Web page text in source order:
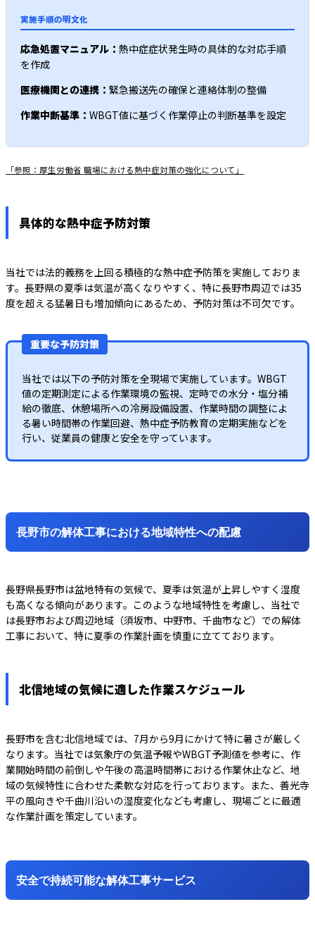
実施手順の明文化
応急処置マニュアル： 熱中症症状発生時の具体的な対応手順
を作成
医療機関との連携： 緊急搬送先の確保と連絡体制の整備
作業中断基準： WBGT値に基づく作業停止の判断基準を設定
「参照：厚生労働省 職場における熱中症対策の強化について」
具体的な熱中症予防対策
当社では法的義務を上回る積極的な熱中症予防策を実施しておりま
す。長野県の夏季は気温が高くなりやすく、特に長野市周辺では35
度を超える猛暑日も増加傾向にあるため、予防対策は不可欠です。
重要な予防対策
当社では以下の予防対策を全現場で実施しています。WBGT
値の定期測定による作業環境の監視、定時での水分・塩分補
給の徹底、休憩場所への冷房設備設置、作業時間の調整によ
る暑い時間帯の作業回避、熱中症予防教育の定期実施などを
行い、従業員の健康と安全を守っています。
長野市の解体工事における地域特性への配慮
長野県長野市は盆地特有の気候で、夏季は気温が上昇しやすく湿度
も高くなる傾向があります。このような地域特性を考慮し、当社で
は長野市および周辺地域（須坂市、中野市、千曲市など）での解体
工事において、特に夏季の作業計画を慎重に立てております。
北信地域の気候に適した作業スケジュール
長野市を含む北信地域では、7月から9月にかけて特に暑さが厳しく
なります。当社では気象庁の気温予報やWBGT予測値を参考に、作
業開始時間の前倒しや午後の高温時間帯における作業休止など、地
域の気候特性に合わせた柔軟な対応を行っております。また、善光寺
平の風向きや千曲川沿いの湿度変化なども考慮し、現場ごとに最適
な作業計画を策定しています。
安全で持続可能な解体工事サービス